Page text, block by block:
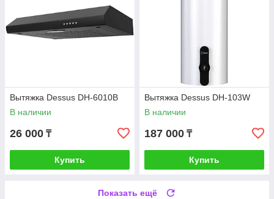
Вытяжка Dessus DH-6010B
В наличии
26 000 ₸
Купить
Вытяжка Dessus DH-103W
В наличии
187 000 ₸
Купить
Показать ещё